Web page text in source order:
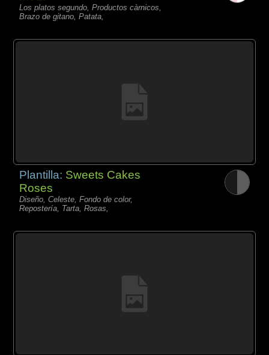
Los platos segundo, Productos càrnicos,
Brazo de gitano, Patata,
Plantilla: Sweets Cakes
Roses
Diseño, Celeste, Fondo de color,
Repostería, Tarta, Rosas,